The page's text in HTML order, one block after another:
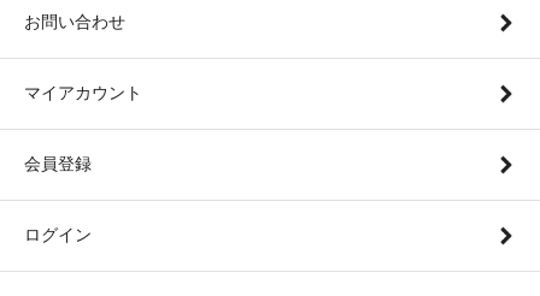
お問い合わせ
マイアカウント
会員登録
ログイン